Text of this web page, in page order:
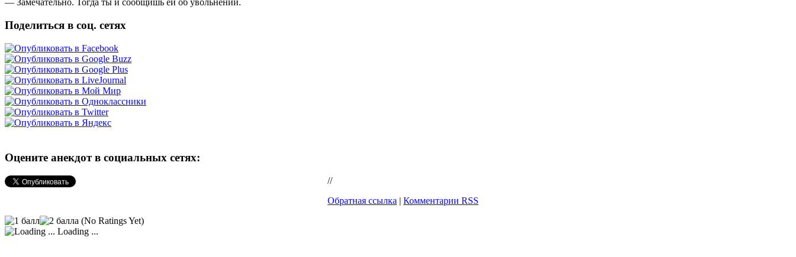
— Замечательно. Тогда ты и сообщишь ей об увольнении.
Поделиться в соц. сетях
Оцените анекдот в социальных сетях:
//
Обратная ссылка | Комментарии RSS
(No Ratings Yet)
Loading ...